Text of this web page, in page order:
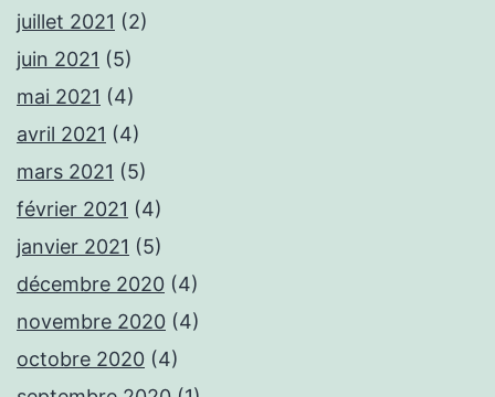
juillet 2021 (2)
juin 2021 (5)
mai 2021 (4)
avril 2021 (4)
mars 2021 (5)
février 2021 (4)
janvier 2021 (5)
décembre 2020 (4)
novembre 2020 (4)
octobre 2020 (4)